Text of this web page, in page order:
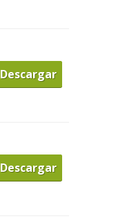
Descargar
Descargar